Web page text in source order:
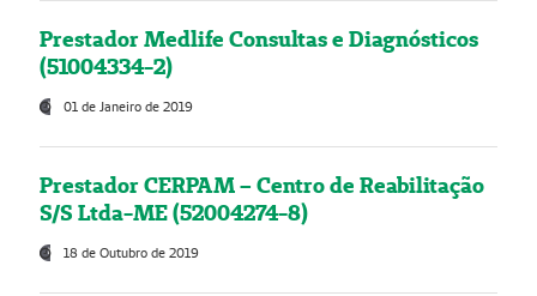
Prestador Medlife Consultas e Diagnósticos
(51004334-2)
01 de Janeiro de 2019
Prestador CERPAM – Centro de Reabilitação
S/S Ltda-ME (52004274-8)
18 de Outubro de 2019